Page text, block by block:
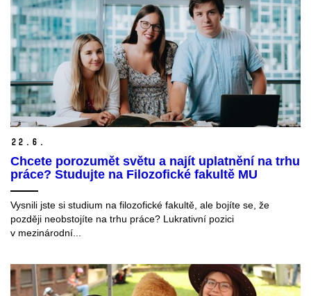
22. 6.
Chcete porozumět světu a najít uplatnění na trhu
práce? Studujte na Filozofické fakultě MU
Vysnili jste si studium na filozofické fakultě, ale bojíte se, že
později neobstojíte na trhu práce? Lukrativní pozici
v mezinárodní...